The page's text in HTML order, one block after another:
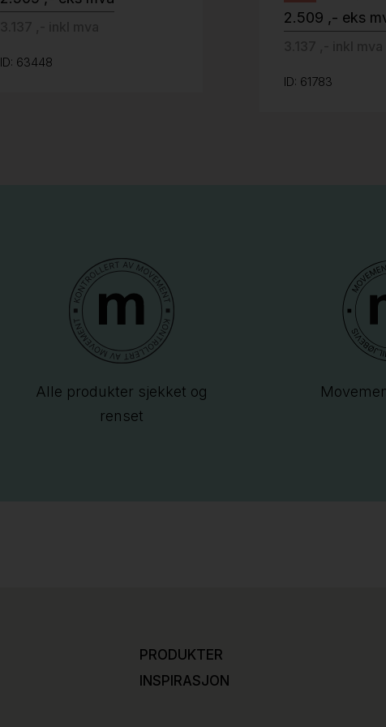
ID: 63448
2.509 ,- eks
ID: 61783
Alle produkter sjekket og
renset
PRODUKTER
INSPIRASJON